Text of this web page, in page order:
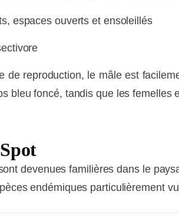
espaces ouverts et ensoleillés
de reproduction, le mâle est
bleu foncé, tandis que les
devenues familières dans le
endémiques particulièrement